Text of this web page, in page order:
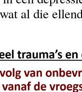
al die